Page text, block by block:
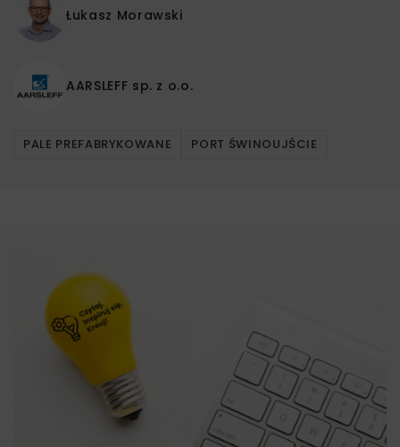
Łukasz Morawski
AARSLEFF sp. z o.o.
PALE PREFABRYKOWANE PORT ŚWINOUJŚCIE